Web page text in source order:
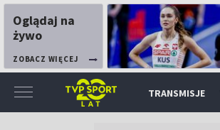
Oglądaj na
żywo
ZOBACZ WIĘCEJ
TRANSMISJE